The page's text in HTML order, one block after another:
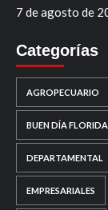
7 de agosto de
Categorías
AGROPECUARIO
BUEN DÍA
DEPARTAMENTAL
EMPRESARIALES